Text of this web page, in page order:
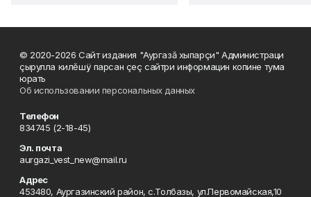
© 2020-2026 Сайт издания "Аургазă хыпарçи" Администраци
çырулла килĕшÿ парсан çеç сайтри информацин копине тума
юрать
Об использовании персональных данных
Телефон
834745 (2-18-45)
Эл. почта
aurgazi_vest_new@mail.ru
Адрес
453480, Аургазинский район, с.Толбазы, ул.Первомайская,10